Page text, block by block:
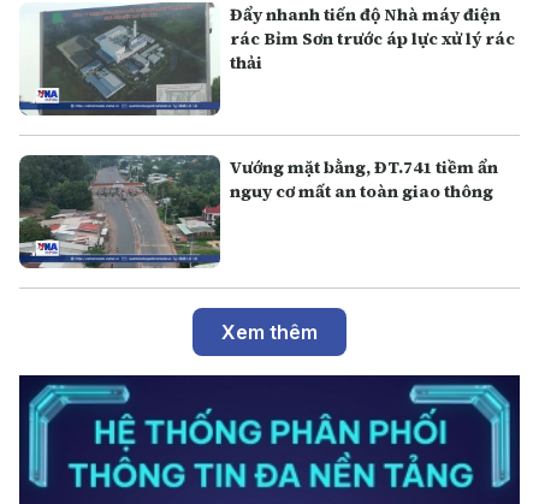
Đẩy nhanh tiến độ Nhà máy điện
rác Bỉm Sơn trước áp lực xử lý rác
thải
Vướng mặt bằng, ĐT.741 tiềm ẩn
nguy cơ mất an toàn giao thông
Xem thêm